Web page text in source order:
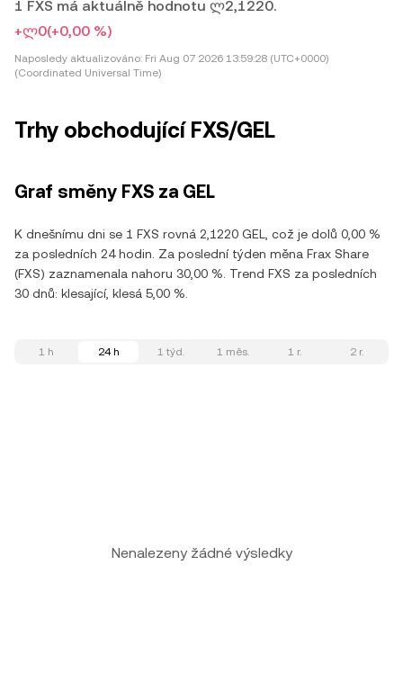
1 FXS má aktuálně hodnotu ლ2,1220.
+ლ0(+0,00 %)
Naposledy aktualizováno: Fri Aug 07 2026 13:59:28 (UTC+0000)
(Coordinated Universal Time)
Trhy obchodující FXS/GEL
Graf směny FXS za GEL
K dnešnímu dni se 1 FXS rovná 2,1220 GEL, což je dolů 0,00 %
za posledních 24 hodin. Za poslední týden měna Frax Share
(FXS) zaznamenala nahoru 30,00 %. Trend FXS za posledních
30 dnů: klesající, klesá 5,00 %.
1 h 24 h 1 týd. 1 měs. 1 r. 2 r.
Nenalezeny žádné výsledky